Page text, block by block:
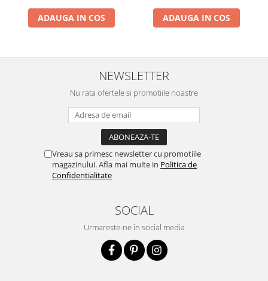
ADAUGA IN COS ADAUGA IN COS
NEWSLETTER
Nu rata ofertele si promotiile noastre
Vreau sa primesc newsletter cu promotiile
magazinului. Afla mai multe in Politica de
Confidentialitate
SOCIAL
Urmareste-ne in social media